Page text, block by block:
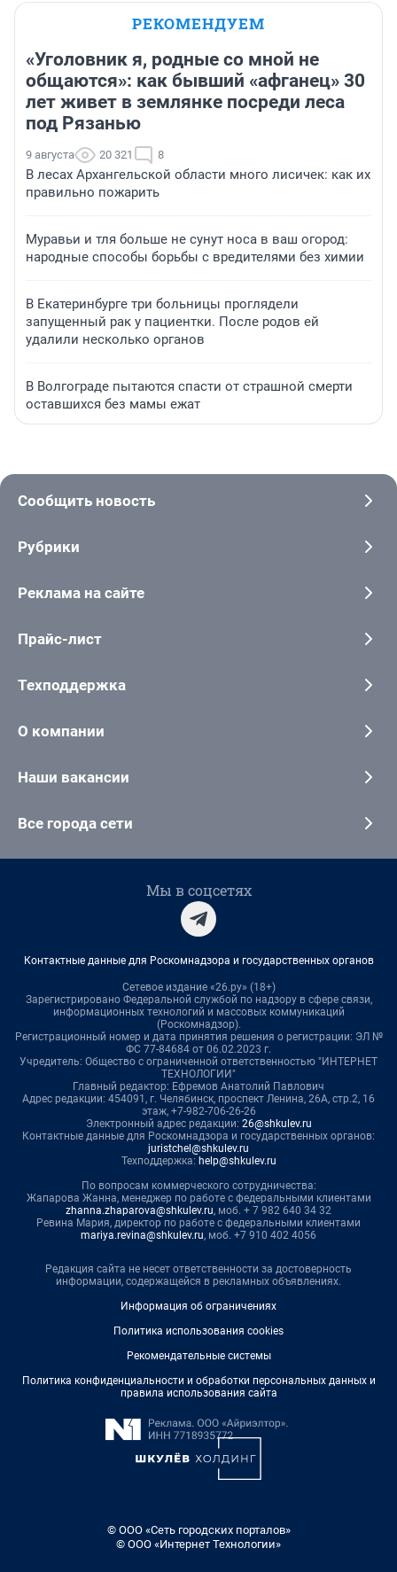
РЕКОМЕНДУЕМ
«Уголовник я, родные со мной не
общаются»: как бывший «афганец» 30
лет живет в землянке посреди леса
под Рязанью
9 августа 20 321 8
В лесах Архангельской области много лисичек: как их
правильно пожарить
Муравьи и тля больше не сунут носа в ваш огород:
народные способы борьбы с вредителями без химии
В Екатеринбурге три больницы проглядели
запущенный рак у пациентки. После родов ей
удалили несколько органов
В Волгограде пытаются спасти от страшной смерти
оставшихся без мамы ежат
Сообщить новость
Рубрики
Реклама на сайте
Прайс-лист
Техподдержка
О компании
Наши вакансии
Все города сети
Мы в соцсетях
Контактные данные для Роскомнадзора и государственных органов
Сетевое издание «26.ру» (18+)
Зарегистрировано Федеральной службой по надзору в сфере связи,
информационных технологий и массовых коммуникаций
(Роскомнадзор).
Регистрационный номер и дата принятия решения о регистрации: ЭЛ №
ФС 77-84684 от 06.02.2023 г.
Учредитель: Общество с ограниченной ответственностью "ИНТЕРНЕТ
ТЕХНОЛОГИИ"
Главный редактор: Ефремов Анатолий Павлович
Адрес редакции: 454091, г. Челябинск, проспект Ленина, 26А, стр.2, 16
этаж, +7-982-706-26-26
Электронный адрес редакции: 26@shkulev.ru
Контактные данные для Роскомнадзора и государственных органов:
juristchel@shkulev.ru
Техподдержка: help@shkulev.ru
По вопросам коммерческого сотрудничества:
Жапарова Жанна, менеджер по работе с федеральными клиентами
zhanna.zhaparova@shkulev.ru, моб. + 7 982 640 34 32
Ревина Мария, директор по работе с федеральными клиентами
mariya.revina@shkulev.ru, моб. +7 910 402 4056
Редакция сайта не несет ответственности за достоверность
информации, содержащейся в рекламных объявлениях.
Информация об ограничениях
Политика использования cookies
Рекомендательные системы
Политика конфиденциальности и обработки персональных данных и
правила использования сайта
© ООО «Сеть городских порталов»
© ООО «Интернет Технологии»